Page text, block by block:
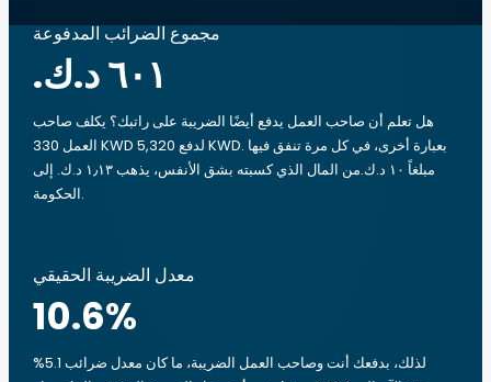
مجموع الضرائب المدفوعة
هل تعلم أن صاحب العمل يدفع أيضًا الضريبة على راتبك؟ يكلف صاحب
العمل 330 KWD لدفع 5,320 KWD. بعبارة أخرى، في كل مرة تنفق فيها
مبلغاً ‏١٠ د.ك.‏من المال الذي كسبته بشق الأنفس، يذهب ‏١٫١٣ د.ك.‏ إلى
الحكومة.
معدل الضريبة الحقيقي
10.6%
لذلك، بدفعك أنت وصاحب العمل الضريبة، ما كان معدل ضرائب 5.1%